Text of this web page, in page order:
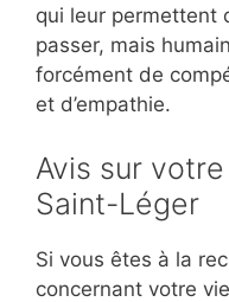
qui leur permettent
passer, mais
forcément de
et d’empathie.
Avis sur
Saint-Léger
Si vous êtes à la
concernant votre